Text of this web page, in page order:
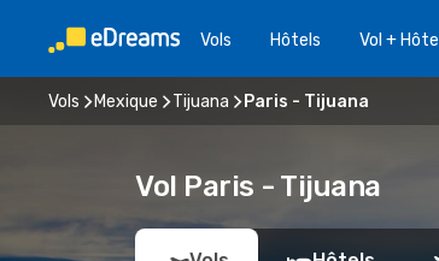
Vols Hôtels Vol + Hôtel
Vols Mexique Tijuana Paris - Tijuana
Vol Paris - Tijuana